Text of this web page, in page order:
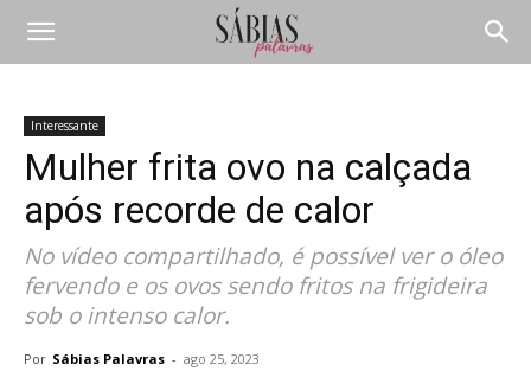
Interessante
Mulher frita ovo na calçada
após recorde de calor
No vídeo compartilhado, é possível ver o óleo
fervendo e os ovos sendo fritos na frigideira
sob o intenso calor.
Por Sábias Palavras - ago 25, 2023